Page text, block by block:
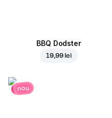
BBQ Dodster
19,99 lei
nou